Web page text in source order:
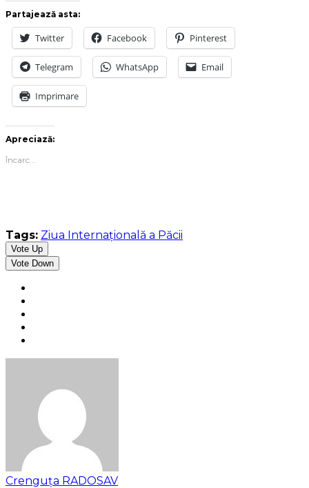
Partajează asta:
Twitter Facebook Pinterest
Telegram WhatsApp Email
Imprimare
Apreciază:
Încarc...
Tags: Ziua Internațională a Păcii
Vote Up
Vote Down
Crenguța RADOSAV